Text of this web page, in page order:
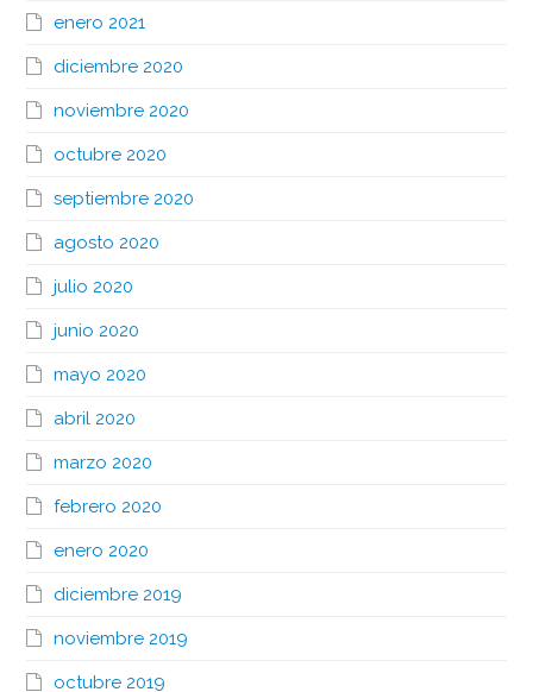
enero 2021
diciembre 2020
noviembre 2020
octubre 2020
septiembre 2020
agosto 2020
julio 2020
junio 2020
mayo 2020
abril 2020
marzo 2020
febrero 2020
enero 2020
diciembre 2019
noviembre 2019
octubre 2019